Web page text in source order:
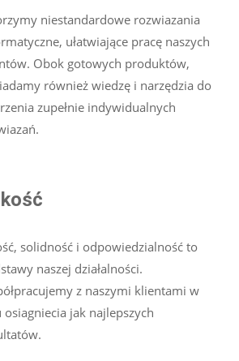
niestandardowe rozwiazania
ułatwiające pracę naszych
Obok gotowych produktów,
również wiedzę i narzędzia do
zupełnie indywidualnych
solidność i odpowiedzialność to
naszej działalności.
z naszymi klientami w
osiagniecia jak najlepszych